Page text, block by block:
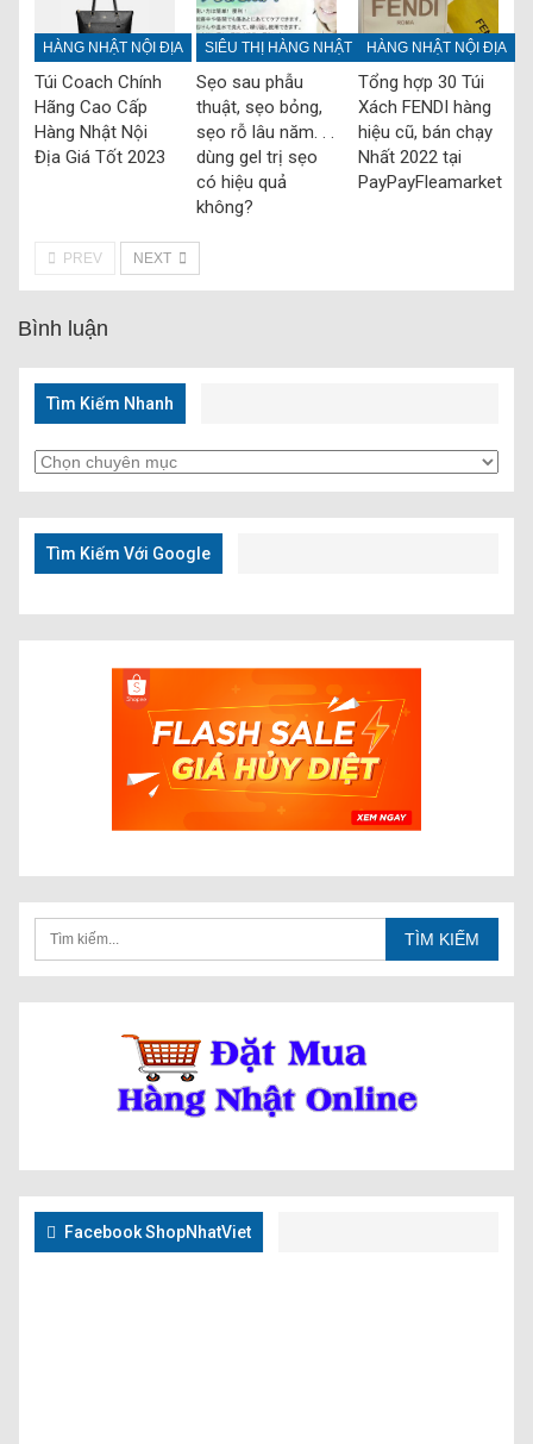
HÀNG NHẬT NỘI ĐỊA
Túi Coach Chính
Hãng Cao Cấp
Hàng Nhật Nội
Địa Giá Tốt 2023
SIÊU THỊ HÀNG NHẬT
Sẹo sau phẫu
thuật, sẹo bỏng,
sẹo rỗ lâu năm. . .
dùng gel trị sẹo
có hiệu quả
không?
HÀNG NHẬT NỘI ĐỊA
Tổng hợp 30 Túi
Xách FENDI hàng
hiệu cũ, bán chạy
Nhất 2022 tại
PayPayFleamarket
PREV NEXT
Bình luận
Tìm Kiếm Nhanh
Tìm
Kiếm
Nhanh
Tìm Kiếm Với Google
Facebook ShopNhatViet